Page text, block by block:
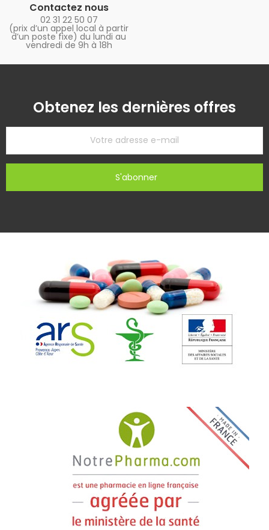
Contactez nous
02 31 22 50 07
(prix d’un appel local à partir
d’un poste fixe) du lundi au
vendredi de 9h à 18h
Obtenez les dernières offres
S'abonner